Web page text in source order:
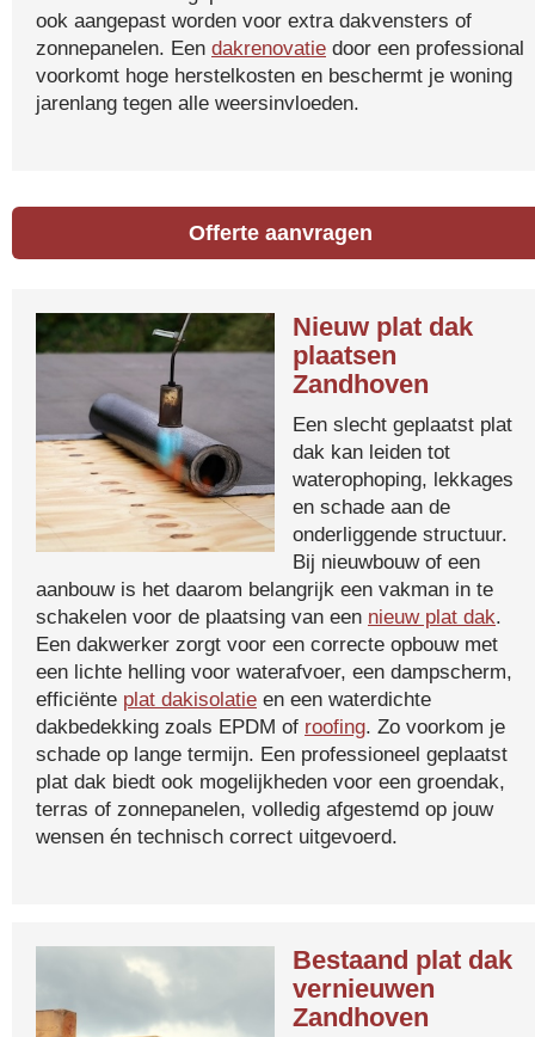
ook aangepast worden voor extra dakvensters of
zonnepanelen. Een dakrenovatie door een professional
voorkomt hoge herstelkosten en beschermt je woning
jarenlang tegen alle weersinvloeden.
Offerte aanvragen
Nieuw plat dak
plaatsen
Zandhoven
Een slecht geplaatst plat
dak kan leiden tot
waterophoping, lekkages
en schade aan de
onderliggende structuur.
Bij nieuwbouw of een
aanbouw is het daarom belangrijk een vakman in te
schakelen voor de plaatsing van een nieuw plat dak.
Een dakwerker zorgt voor een correcte opbouw met
een lichte helling voor waterafvoer, een dampscherm,
efficiënte plat dakisolatie en een waterdichte
dakbedekking zoals EPDM of roofing. Zo voorkom je
schade op lange termijn. Een professioneel geplaatst
plat dak biedt ook mogelijkheden voor een groendak,
terras of zonnepanelen, volledig afgestemd op jouw
wensen én technisch correct uitgevoerd.
Bestaand plat dak
vernieuwen
Zandhoven